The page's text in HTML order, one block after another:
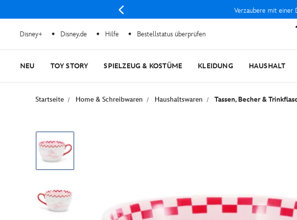
Verzaubere mit einer
Disney+ Disney.de Hilfe Bestellstatus überprüfen
NEU TOY STORY SPIELZEUG & KOSTÜME KLEIDUNG HAUSHALT
Startseite Home & Schreibwaren Haushaltswaren Tassen, Becher &